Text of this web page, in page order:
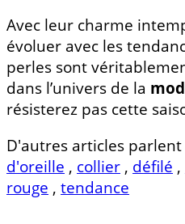
Avec leur charme
évoluer avec les
perles sont
dans l’univers de la
résisterez pas cette
D'autres articles parlent
d'oreille , collier , défilé ,
rouge , tendance